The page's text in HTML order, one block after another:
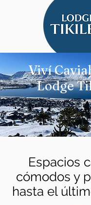
Viví
Lodge
Espacios
cómodos y
hasta el